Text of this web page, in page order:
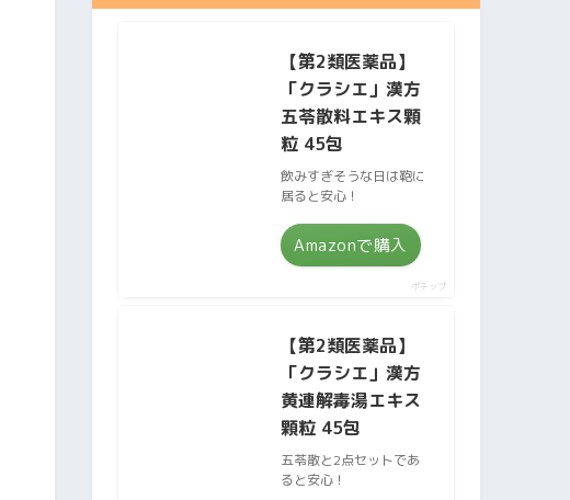
【第2類医薬品】
「クラシエ」漢方
五苓散料エキス顆
粒 45包
飲みすぎそうな日は鞄に
居ると安心！
Amazonで購入
ポチップ
【第2類医薬品】
「クラシエ」漢方
黄連解毒湯エキス
顆粒 45包
五苓散と2点セットであ
ると安心！